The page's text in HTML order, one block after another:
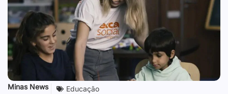
Minas News Educação